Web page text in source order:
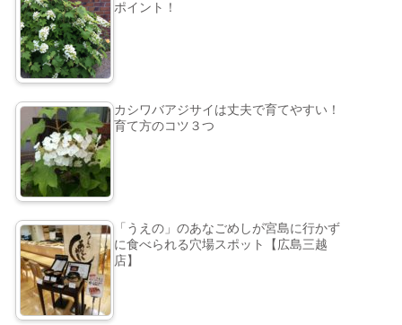
ポイント！
カシワバアジサイは丈夫で育てやすい！
育て方のコツ３つ
「うえの」のあなごめしが宮島に行かず
に食べられる穴場スポット【広島三越
店】